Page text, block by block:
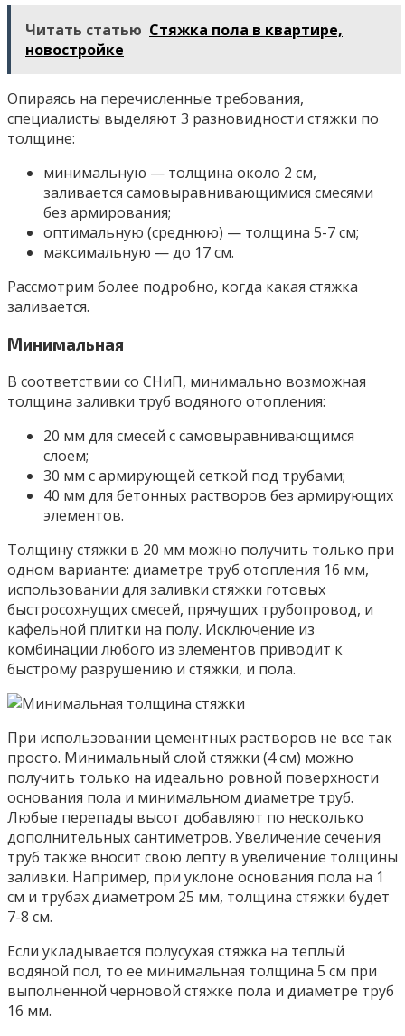
Читать статью Стяжка пола в квартире,
новостройке
Опираясь на перечисленные требования,
специалисты выделяют 3 разновидности стяжки по
толщине:
минимальную — толщина около 2 см,
заливается самовыравнивающимися смесями
без армирования;
оптимальную (среднюю) — толщина 5-7 см;
максимальную — до 17 см.
Рассмотрим более подробно, когда какая стяжка
заливается.
Минимальная
В соответствии со СНиП, минимально возможная
толщина заливки труб водяного отопления:
20 мм для смесей с самовыравнивающимся
слоем;
30 мм с армирующей сеткой под трубами;
40 мм для бетонных растворов без армирующих
элементов.
Толщину стяжки в 20 мм можно получить только при
одном варианте: диаметре труб отопления 16 мм,
использовании для заливки стяжки готовых
быстросохнущих смесей, прячущих трубопровод, и
кафельной плитки на полу. Исключение из
комбинации любого из элементов приводит к
быстрому разрушению и стяжки, и пола.
При использовании цементных растворов не все так
просто. Минимальный слой стяжки (4 см) можно
получить только на идеально ровной поверхности
основания пола и минимальном диаметре труб.
Любые перепады высот добавляют по несколько
дополнительных сантиметров. Увеличение сечения
труб также вносит свою лепту в увеличение толщины
заливки. Например, при уклоне основания пола на 1
см и трубах диаметром 25 мм, толщина стяжки будет
7-8 см.
Если укладывается полусухая стяжка на теплый
водяной пол, то ее минимальная толщина 5 см при
выполненной черновой стяжке пола и диаметре труб
16 мм.